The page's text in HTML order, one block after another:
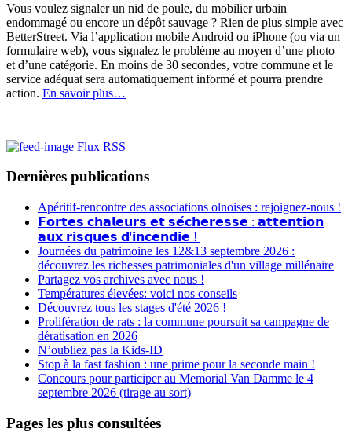
Vous voulez signaler un nid de poule, du mobilier urbain
endommagé ou encore un dépôt sauvage ? Rien de plus simple avec
BetterStreet. Via l’application mobile Android ou iPhone (ou via un
formulaire web), vous signalez le problème au moyen d’une photo
et d’une catégorie. En moins de 30 secondes, votre commune et le
service adéquat sera automatiquement informé et pourra prendre
action. En savoir plus…
Flux RSS
Dernières publications
Apéritif-rencontre des associations olnoises : rejoignez-nous !
𝗙𝗼𝗿𝘁𝗲𝘀 𝗰𝗵𝗮𝗹𝗲𝘂𝗿𝘀 𝗲𝘁 𝘀𝗲́𝗰𝗵𝗲𝗿𝗲𝘀𝘀𝗲 : 𝗮𝘁𝘁𝗲𝗻𝘁𝗶𝗼𝗻
𝗮𝘂𝘅 𝗿𝗶𝘀𝗾𝘂𝗲𝘀 𝗱'𝗶𝗻𝗰𝗲𝗻𝗱𝗶𝗲 !
Journées du patrimoine les 12&13 septembre 2026 :
découvrez les richesses patrimoniales d'un village millénaire
Partagez vos archives avec nous !
Températures élevées: voici nos conseils
Découvrez tous les stages d'été 2026 !
Prolifération de rats : la commune poursuit sa campagne de
dératisation en 2026
N’oubliez pas la Kids-ID
Stop à la fast fashion : une prime pour la seconde main !
Concours pour participer au Memorial Van Damme le 4
septembre 2026 (tirage au sort)
Pages les plus consultées